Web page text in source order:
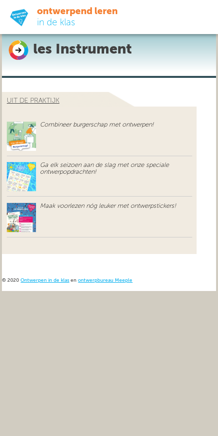
ontwerpend leren
in de klas
ready-to-go
do-it-yourself
uit de praktijk
over ons
les Instrument
UIT DE PRAKTIJK
Combineer burgerschap met ontwerpen!
Ga elk seizoen aan de slag met onze speciale
ontwerpopdrachten!
Maak voorlezen nóg leuker met ontwerpstickers!
© 2020Ontwerpen in de klas enontwerpbureau Meeple